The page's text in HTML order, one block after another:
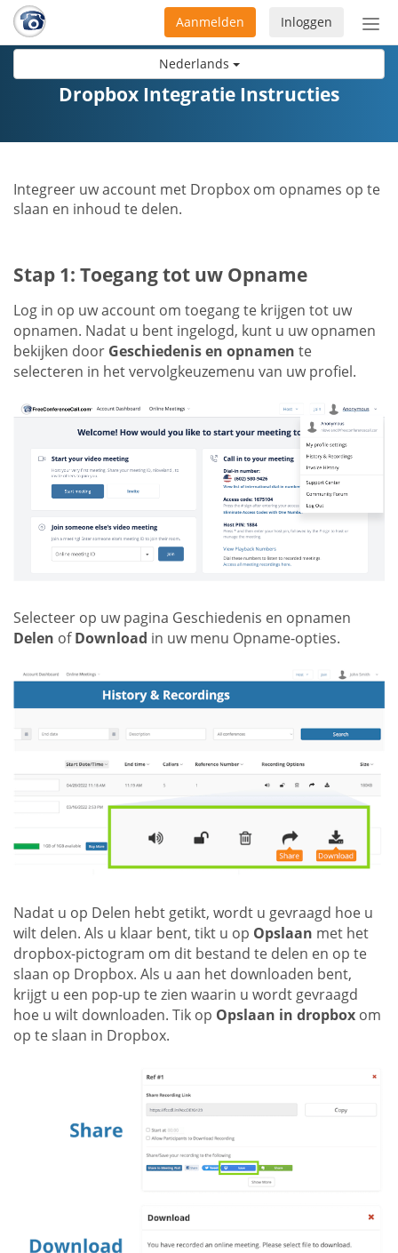
Nederlands
Inloggen
Aanmelden
Dropbox Integratie Instructies
Integreer uw account met Dropbox om opnames op te
slaan en inhoud te delen.
Stap 1: Toegang tot uw Opname
Log in op uw account om toegang te krijgen tot uw
opnamen. Nadat u bent ingelogd, kunt u uw opnamen
bekijken door Geschiedenis en opnamen te
selecteren in het vervolgkeuzemenu van uw profiel.
Selecteer op uw pagina Geschiedenis en opnamen
Delen ofDownload in uw menu Opname-opties.
Nadat u op Delen hebt getikt, wordt u gevraagd hoe u
wilt delen. Als u klaar bent, tikt u op Opslaan met het
dropbox-pictogram om dit bestand te delen en op te
slaan op Dropbox. Als u aan het downloaden bent,
krijgt u een pop-up te zien waarin u wordt gevraagd
hoe u wilt downloaden. Tik op Opslaan in dropbox om
op te slaan in Dropbox.